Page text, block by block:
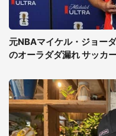
元NBAマイケル・ジョー
のオーラダダ漏れ サッカ